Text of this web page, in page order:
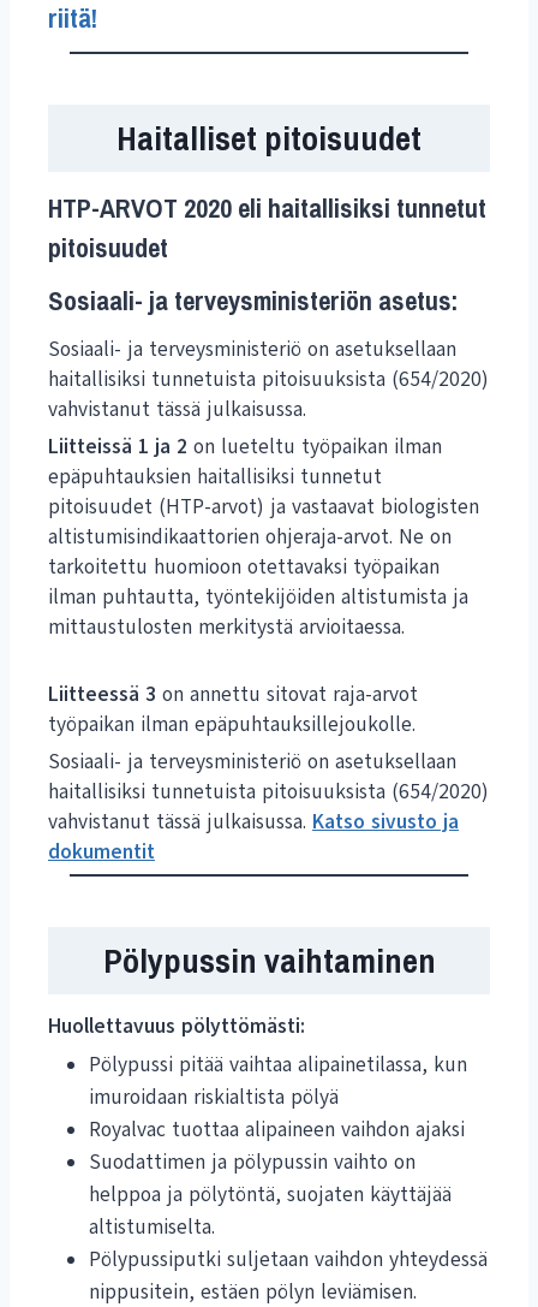
riitä!
Haitalliset pitoisuudet
HTP-ARVOT 2020 eli haitallisiksi tunnetut
pitoisuudet
Sosiaali- ja terveysministeriön asetus:
Sosiaali- ja terveysministeriö on asetuksellaan
haitallisiksi tunnetuista pitoisuuksista (654/2020)
vahvistanut tässä julkaisussa.
Liitteissä 1 ja 2 on lueteltu työpaikan ilman
epäpuhtauksien haitallisiksi tunnetut
pitoisuudet (HTP-arvot) ja vastaavat biologisten
altistumisindikaattorien ohjeraja-arvot. Ne on
tarkoitettu huomioon otettavaksi työpaikan
ilman puhtautta, työntekijöiden altistumista ja
mittaustulosten merkitystä arvioitaessa.
Liitteessä 3 on annettu sitovat raja-arvot
työpaikan ilman epäpuhtauksillejoukolle.
Sosiaali- ja terveysministeriö on asetuksellaan
haitallisiksi tunnetuista pitoisuuksista (654/2020)
vahvistanut tässä julkaisussa. Katso sivusto ja
dokumentit
Pölypussin vaihtaminen
Huollettavuus pölyttömästi:
Pölypussi pitää vaihtaa alipainetilassa, kun
imuroidaan riskialtista pölyä ​
Royalvac tuottaa alipaineen vaihdon ajaksi
Suodattimen ja pölypussin vaihto on
helppoa ja pölytöntä, suojaten käyttäjää
altistumiselta.
Pölypussiputki suljetaan vaihdon yhteydessä
nippusitein, estäen pölyn leviämisen.